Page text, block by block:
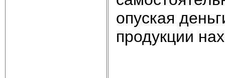
опуская
продукции